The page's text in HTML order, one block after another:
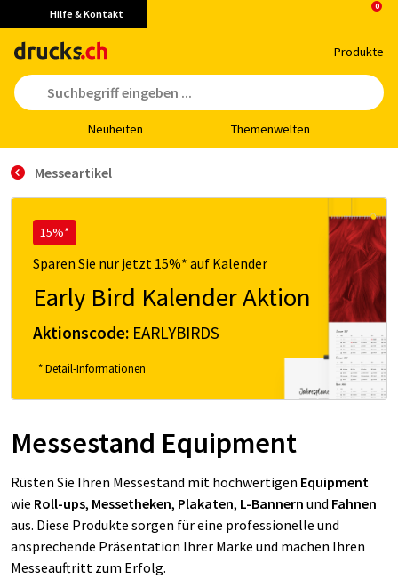
Hilfe & Kontakt
Pro­duk­te
Neu­hei­ten The­men­wel­ten
Messeartikel
15%*
Sparen Sie nur jetzt 15%* auf Kalender
Early Bird Kalender Aktion
Aktionscode: EARLYBIRDS
* Detail-Informationen
Messestand Equipment
Rüsten Sie Ihren Messestand mit hochwertigen Equipment
wie Roll-ups, Messetheken, Plakaten, L-Bannern und Fahnen
aus. Diese Produkte sorgen für eine professionelle und
ansprechende Präsentation Ihrer Marke und machen Ihren
Messeauftritt zum Erfolg.